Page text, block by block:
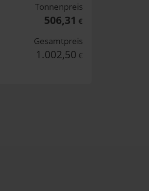
Tonnenpreis
506,31 €
Gesamtpreis
1.002,50 €